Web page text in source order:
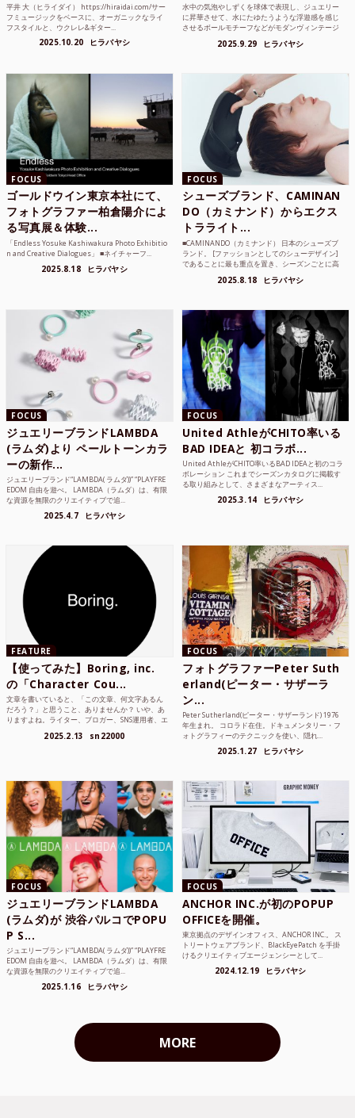
平井 大（ヒライダイ） https://hiraidai.com/サー
フミュージックをベースに、オーガニックなライ
フスタイルと、ウクレレ&ギター...
2025.10.20 ヒラバヤシ
水中の気泡やしずくを球体で表現し、ジュエリー
に昇華させて、水にたゆたうような浮遊感を感じ
させるボールモチーフなどがモダンヴィンテージ
2025.9.29 ヒラバヤシ
FOCUS
ゴールドウイン東京本社にて、
フォトグラファー柏倉陽介によ
る写真展＆体験...
「Endless Yosuke Kashiwakura Photo Exhibitio
n and Creative Dialogues」 ■ネイチャーフ...
2025.8.18 ヒラバヤシ
FOCUS
シューズブランド、CAMINAN
DO（カミナンド）からエクス
トラライト...
■CAMINANDO（カミナンド） 日本のシューズブ
ランド。 [ファッションとしてのシューデザイン]
であることに最も重点を置き、シーズンごとに高
2025.8.18 ヒラバヤシ
FOCUS
ジュエリーブランドLAMBDA
(ラムダ)より ペールトーンカラ
ーの新作...
ジュエリーブランド“LAMBDA( ラムダ))” “PLAYFRE
EDOM 自由を遊べ。 LAMBDA（ラムダ）は、有限
な資源を無限のクリエイティブで追...
2025.4.7 ヒラバヤシ
FOCUS
United AthleがCHITO率いる
BAD IDEAと 初コラボ...
United AthleがCHITO率いるBAD IDEAと初のコラ
ボレーション これまでシーズンカタログに掲載す
る取り組みとして、さまざまなアーティス...
2025.3.14 ヒラバヤシ
FEATURE
【使ってみた】Boring, inc.
の「Character Cou...
文章を書いていると、「この文章、何文字あるん
だろう？」と思うこと、ありませんか？ いや、あ
りますよね。ライター、ブロガー、SNS運用者、エ
2025.2.13 sn22000
FOCUS
フォトグラファーPeter Suth
erland(ピーター・サザーラ
ン...
Peter Sutherland(ピーター・サザーランド) 1976
年生まれ。 コロラド在住。ドキュメンタリー・フ
ォトグラフィーのテクニックを使い、隠れ...
2025.1.27 ヒラバヤシ
FOCUS
ジュエリーブランドLAMBDA
(ラムダ)が 渋谷パルコでPOPU
P S...
ジュエリーブランド“LAMBDA( ラムダ))” “PLAYFRE
EDOM 自由を遊べ。 LAMBDA（ラムダ）は、有限
な資源を無限のクリエイティブで追...
2025.1.16 ヒラバヤシ
FOCUS
ANCHOR INC.が初のPOPUP
OFFICEを開催。
東京拠点のデザインオフィス、ANCHOR INC.。 ス
トリートウェアブランド、BlackEyePatch を手掛
けるクリエイティブエージェンシーとして...
2024.12.19 ヒラバヤシ
MORE